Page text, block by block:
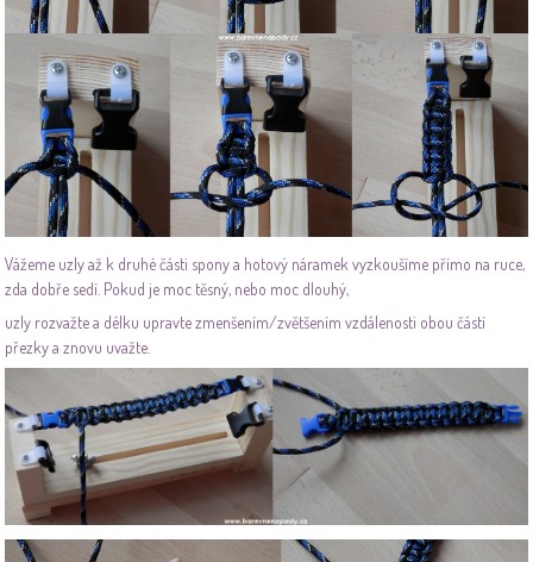
Vážeme uzly až k druhé části spony a hotový náramek vyzkoušíme přímo na ruce,
zda dobře sedí. Pokud je moc těsný, nebo moc dlouhý,
uzly rozvažte a délku upravte zmenšením/zvětšením vzdálenosti obou částí
přezky a znovu uvažte.